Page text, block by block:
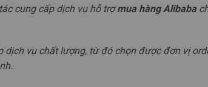
cung cấp dịch vụ hỗ trợmua hàng Alibaba
vụ chất lượng, từ đó chọn được đơn vị